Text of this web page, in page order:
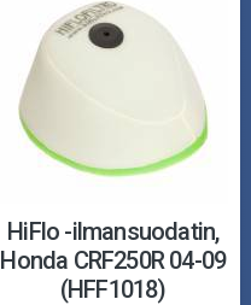
HiFlo -ilmansuodatin,
Honda CRF250R 04-09
(HFF1018)